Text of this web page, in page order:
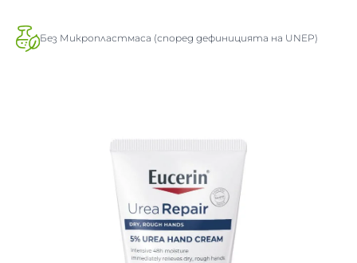
Без Микропластмаса (според дефиницията на UNEP)